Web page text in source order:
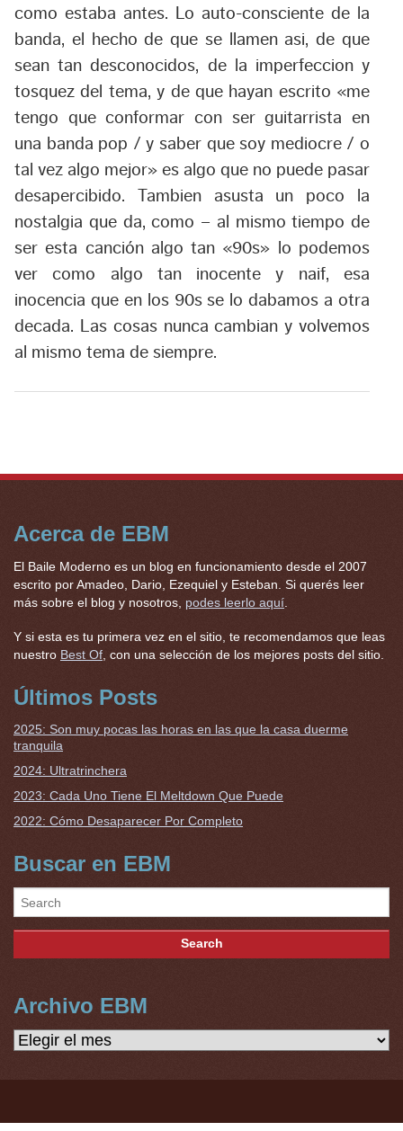
como estaba antes. Lo auto-consciente de la
banda, el hecho de que se llamen asi, de que
sean tan desconocidos, de la imperfeccion y
tosquez del tema, y de que hayan escrito «me
tengo que conformar con ser guitarrista en
una banda pop / y saber que soy mediocre / o
tal vez algo mejor» es algo que no puede pasar
desapercibido. Tambien asusta un poco la
nostalgia que da, como – al mismo tiempo de
ser esta canción algo tan «90s» lo podemos
ver como algo tan inocente y naif, esa
inocencia que en los 90s se lo dabamos a otra
decada. Las cosas nunca cambian y volvemos
al mismo tema de siempre.
Acerca de EBM
El Baile Moderno es un blog en funcionamiento desde el 2007
escrito por Amadeo, Dario, Ezequiel y Esteban. Si querés leer
más sobre el blog y nosotros, podes leerlo aquí
Y si esta es tu primera vez en el sitio, te recomendamos que leas
nuestro Best Of , con una selección de los mejores posts del sitio.
Últimos Posts
2025: Son muy pocas las horas en las que la casa duerme
tranquila
2024: Ultratrinchera
2023: Cada Uno Tiene El Meltdown Que Puede
2022: Cómo Desaparecer Por Completo
Buscar en EBM
Archivo EBM
Archivo
EBM